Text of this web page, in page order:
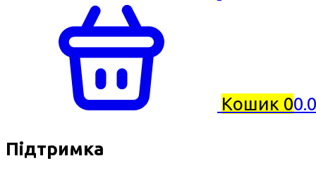
Кошик 0
Підтримка